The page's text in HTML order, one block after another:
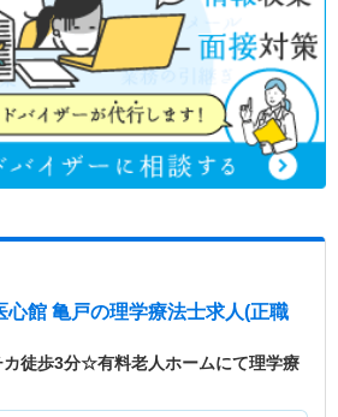
心館 亀戸の理学療法士求人(正職
カ徒歩3分☆有料老人ホームにて理学療